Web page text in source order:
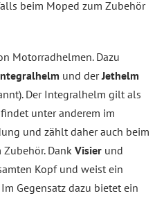
beim Moped zum Zubehör
Motorradhelmen. Dazu
und derJethelm
Der Integralhelm gilt als
unter anderem im
und zählt daher auch beim
Dank Visier und
Kopf und weist ein
Gegensatz dazu bietet ein